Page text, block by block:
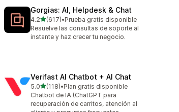
Gorgias: AI, Helpdesk & Chat
4.2de 5 estrellas
(617)
617 reseñas en total
•Prueba gratis disponible
Resuelve las consultas de soporte al
instante y haz crecer tu negocio.
Verifast AI Chatbot + AI Chat
5.0de 5 estrellas
(118)
118 reseñas en total
•Plan gratis disponible
Chatbot de IA (ChatGPT para
recuperación de carritos, atención al